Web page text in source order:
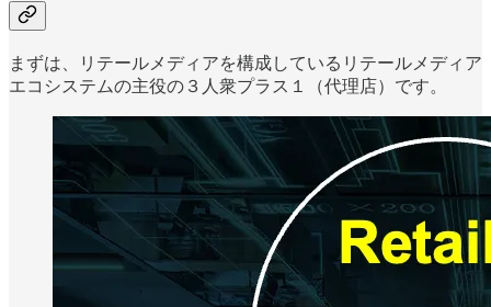
まずは、リテールメディアを構成しているリテールメディア
エコシステムの主役の３人衆プラス１（代理店）です。